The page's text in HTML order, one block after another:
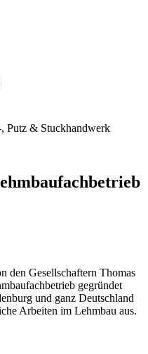
Putz & Stuckhandwerk
den Gesellschaftern Thomas
gegründet
und ganz Deutschland
Arbeiten im Lehmbau aus.